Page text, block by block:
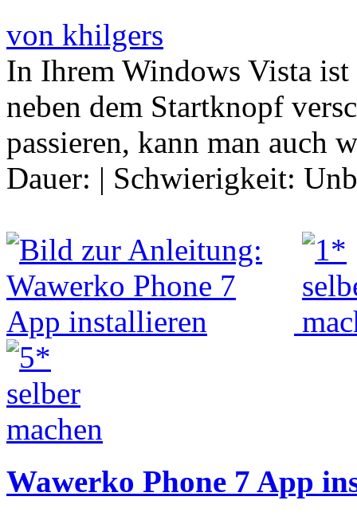
von khilgers
In Ihrem Windows Vista
neben dem Startknopf
passieren, kann man auch
Dauer: | Schwierigkeit:
Wawerko Phone 7 App